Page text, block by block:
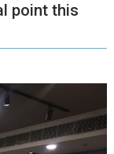
point this